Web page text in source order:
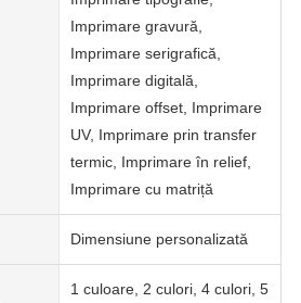
Imprimare gravură,
Imprimare serigrafică,
Imprimare digitală,
Imprimare offset, Imprimare
UV, Imprimare prin transfer
termic, Imprimare în relief,
Imprimare cu matriță
Dimensiune personalizată
1 culoare, 2 culori, 4 culori, 5